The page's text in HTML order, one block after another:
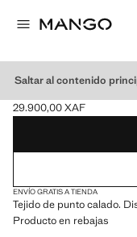
Saltar al contenido
CHAL PUNTO
Precio actual [29.900,00
29.900,00 XAF
Selecciona un color
ENVÍO GRATIS A TIENDA
Tejido de punto calado.
Producto en rebajas